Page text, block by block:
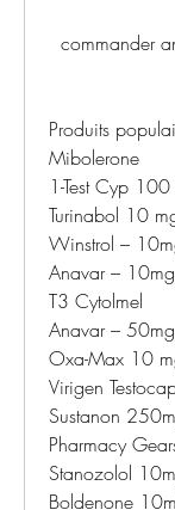
commander
Produits
Mibolerone
1-Test Cyp
Turinabol 10
Winstrol –
Anavar – 10mg
T3 Cytolmel
Anavar – 50mg
Oxa-Max 10
Virigen
Sustanon
Pharmacy
Stanozolol
Boldenone